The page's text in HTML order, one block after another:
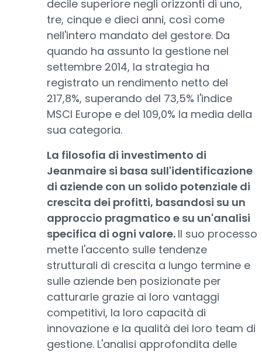
decile superiore negli orizzonti di uno,
tre, cinque e dieci anni, così come
nell'intero mandato del gestore. Da
quando ha assunto la gestione nel
settembre 2014, la strategia ha
registrato un rendimento netto del
217,8%, superando del 73,5% l'indice
MSCI Europe e del 109,0% la media della
sua categoria.
La filosofia di investimento di
Jeanmaire si basa sull'identificazione
di aziende con un solido potenziale di
crescita dei profitti, basandosi su un
approccio pragmatico e su un'analisi
specifica di ogni valore. Il suo processo
mette l'accento sulle tendenze
strutturali di crescita a lungo termine e
sulle aziende ben posizionate per
catturarle grazie ai loro vantaggi
competitivi, la loro capacità di
innovazione e la qualità dei loro team di
gestione. L'analisi approfondita delle